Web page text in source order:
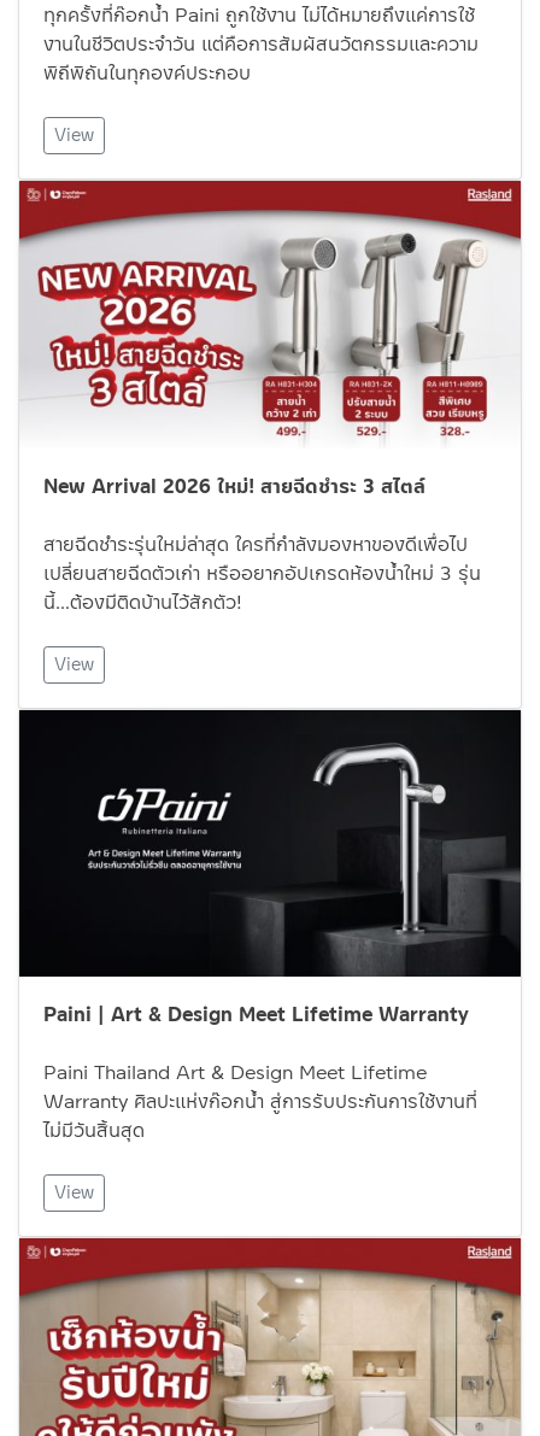
ทุกครั้งที่ก๊อกน้ำ Paini ถูกใช้งาน ไม่ได้หมายถึงแค่การใช้
งานในชีวิตประจำวัน แต่คือการสัมผัสนวัตกรรมและความ
พิถีพิถันในทุกองค์ประกอบ
View
New Arrival 2026 ใหม่! สายฉีดชำระ 3 สไตล์
สายฉีดชำระรุ่นใหม่ล่าสุด ใครที่กำลังมองหาของดีเพื่อไป
เปลี่ยนสายฉีดตัวเก่า หรืออยากอัปเกรดห้องน้ำใหม่ 3 รุ่น
นี้…ต้องมีติดบ้านไว้สักตัว!
View
Paini | Art & Design Meet Lifetime Warranty
Paini Thailand Art & Design Meet Lifetime
Warranty ศิลปะแห่งก๊อกน้ำ สู่การรับประกันการใช้งานที่
ไม่มีวันสิ้นสุด
View